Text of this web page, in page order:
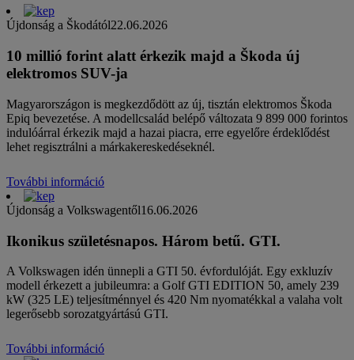
Újdonság a Škodától22.06.2026
10 millió forint alatt érkezik majd a Škoda új
elektromos SUV-ja
Magyarországon is megkezdődött az új, tisztán elektromos Škoda
Epiq bevezetése. A modellcsalád belépő változata 9 899 000 forintos
indulóárral érkezik majd a hazai piacra, erre egyelőre érdeklődést
lehet regisztrálni a márkakereskedéseknél.
További információ
Újdonság a Volkswagentől16.06.2026
Ikonikus születésnapos. Három betű. GTI.
A Volkswagen idén ünnepli a GTI 50. évfordulóját. Egy exkluzív
modell érkezett a jubileumra: a Golf GTI EDITION 50, amely 239
kW (325 LE) teljesítménnyel és 420 Nm nyomatékkal a valaha volt
legerősebb sorozatgyártású GTI.
További információ